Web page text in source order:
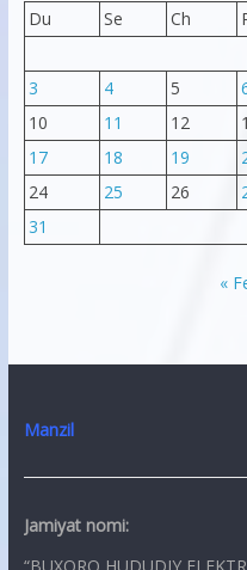
Du
Se Ch
3
4 5
10
11 12
17
18 19
24
25 26
31
«
Manzil
Jamiyat nomi: